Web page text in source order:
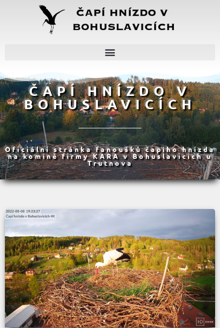
ČAPÍ HNÍZDO V
BOHUSLAVICÍCH
Oficiální stránka fanoušků čapího hnízda
na komíně firmy KARA v Bohuslavicích u
Trutnova